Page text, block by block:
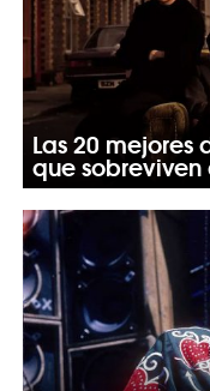
Las 20 mejores
que